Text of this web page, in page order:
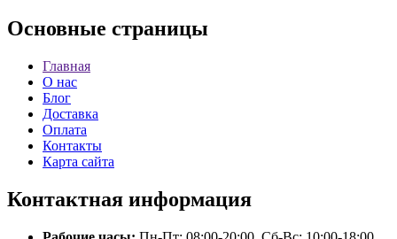
Основные страницы
Главная
О нас
Блог
Доставка
Оплата
Контакты
Карта сайта
Контактная информация